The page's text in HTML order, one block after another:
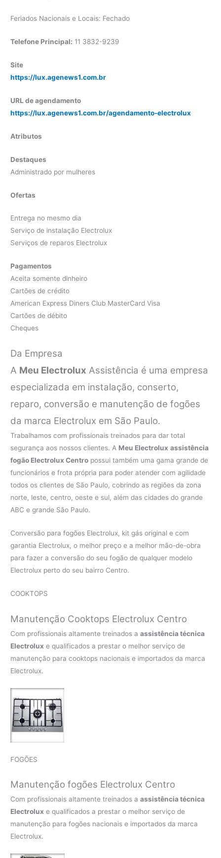
Feriados Nacionais e Locais: Fechado
Telefone Principal: 11 3832-9239
Site
https://lux.agenews1.com.br
URL de agendamento
https://lux.agenews1.com.br/agendamento-electrolux
Atributos
Destaques
Administrado por mulheres
Ofertas
Entrega no mesmo dia
Serviço de instalação Electrolux
Serviços de reparos Electrolux
Pagamentos
Aceita somente dinheiro
Cartões de crédito
American Express Diners Club MasterCard Visa
Cartões de débito
Cheques
Da Empresa
A Meu Electrolux Assistência é uma empresa
especializada em instalação, conserto,
reparo, conversão e manutenção de fogões
da marca Electrolux em São Paulo.
Trabalhamos com profissionais treinados para dar total
segurança aos nossos clientes. A Meu Electrolux assistência
fogão Electrolux Centro possui também uma gama grande de
funcionários e frota própria para poder atender com agilidade
todos os clientes de São Paulo, cobrindo as regiões da zona
norte, leste, centro, oeste e sul, além das cidades do grande
ABC e grande São Paulo.
Conversão para fogões Electrolux, kit gás original e com
garantia Electrolux, o melhor preço e a melhor mão-de-obra
para fazer a conversão do seu fogão de qualquer modelo
Electrolux perto do seu bairro Centro.
COOKTOPS
Manutenção Cooktops Electrolux Centro
Com profissionais altamente treinados aassistência técnica
Electrolux e qualificados a prestar o melhor serviço de
manutenção para cooktops nacionais e importados da marca
Electrolux.
FOGÕES
Manutenção fogões Electrolux Centro
Com profissionais altamente treinados aassistência técnica
Electrolux e qualificados a prestar o melhor serviço de
manutenção para fogões nacionais e importados da marca
Electrolux.